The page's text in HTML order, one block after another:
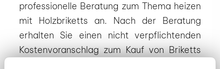
professionelle Beratung zum Thema heizen
mit Holzbriketts an. Nach der Beratung
erhalten Sie einen nicht verpflichtenden
Kostenvoranschlag zum Kauf von Briketts